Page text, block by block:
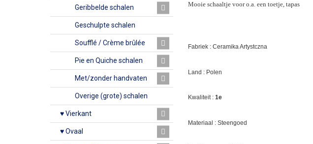
Geribbelde schalen
Geschulpte schalen
Soufflé / Crème brûlée
Pie en Quiche schalen
Met/zonder handvaten
Overige (grote) schalen
♥ Vierkant
♥ Ovaal
Mooie schaaltje voor o.a. een toetje, tapas
Fabriek : Ceramika Artystczna
Land : Polen
Kwaliteit : 1e
Materiaal : Steengoed